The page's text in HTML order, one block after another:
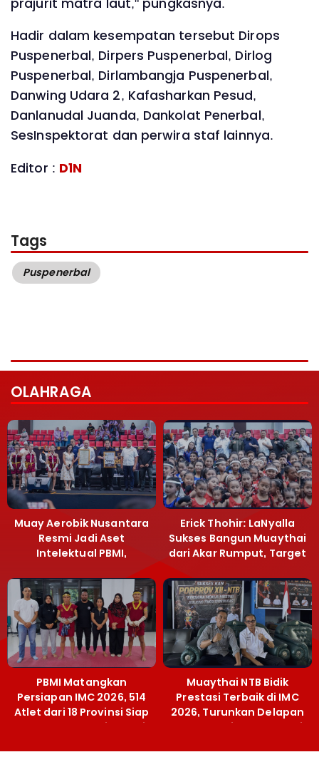
Hadir dalam kesempatan tersebut Dirops
Puspenerbal, Dirpers Puspenerbal, Dirlog
Puspenerbal, Dirlambangja Puspenerbal,
Danwing Udara 2, Kafasharkan Pesud,
Danlanudal Juanda, Dankolat Penerbal,
SesInspektorat dan perwira staf lainnya.
Editor : D1N
Tags
Puspenerbal
OLAHRAGA
Muay Aerobik Nusantara
Resmi Jadi Aset
Intelektual PBMI,
Terobosan Bangun
Grassroots
Erick Thohir: LaNyalla
Sukses Bangun Muaythai
dari Akar Rumput, Target
PBMI Matangkan
Persiapan IMC 2026, 514
Atlet dari 18 Provinsi Siap
Berlaga Besok di Bekasi
Muaythai NTB Bidik
Prestasi Terbaik di IMC
2026, Turunkan Delapan
Atlet ke Kejurnas Bekasi